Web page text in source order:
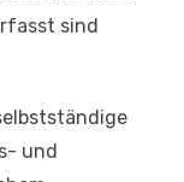
sind
und